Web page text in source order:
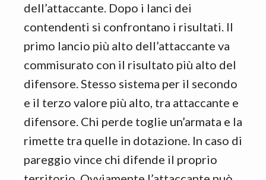
dell’attaccante. Dopo i lanci dei
contendenti si confrontano i risultati. Il
primo lancio più alto dell’attaccante va
commisurato con il risultato più alto del
difensore. Stesso sistema per il secondo
e il terzo valore più alto, tra attaccante e
difensore. Chi perde toglie un’armata e la
rimette tra quelle in dotazione. In caso di
pareggio vince chi difende il proprio